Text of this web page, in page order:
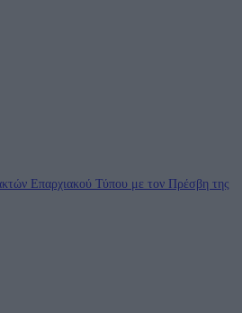
Επαρχιακού Τύπου με τον Πρέσβη της